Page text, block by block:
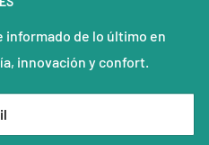
informado de lo último en
innovación y confort.